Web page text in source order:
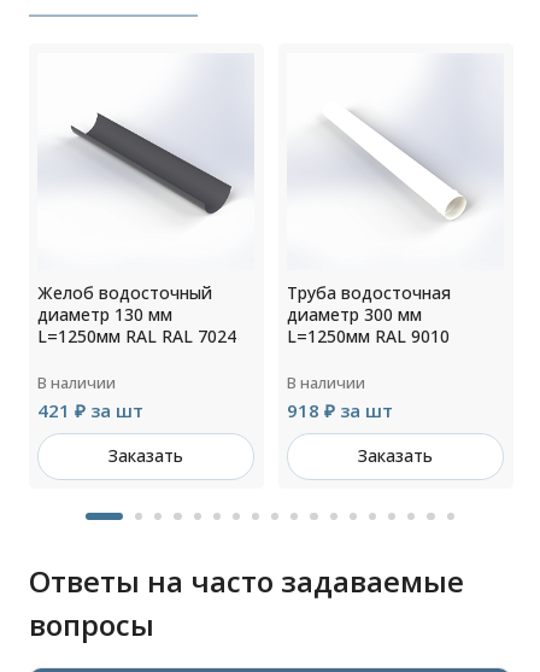
Желоб водосточный
диаметр 130 мм
L=1250мм RAL RAL 7024
В наличии
421 ₽ за шт
Заказать
Труба водосточная
диаметр 300 мм
L=1250мм RAL 9010
В наличии
918 ₽ за шт
Заказать
Ответы на часто задаваемые
вопросы